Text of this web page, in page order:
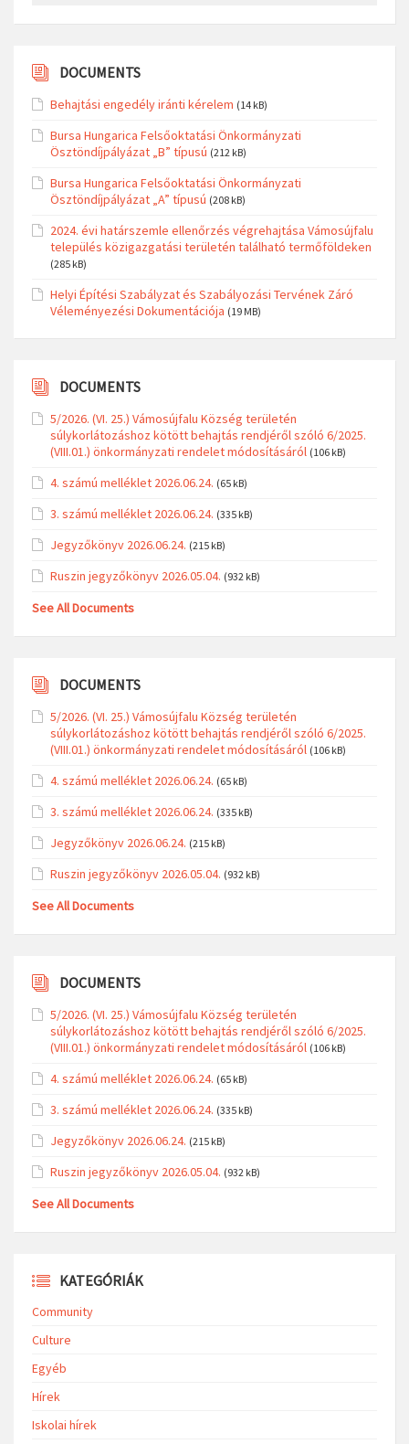
DOCUMENTS
Behajtási engedély iránti kérelem (14 kB)
Bursa Hungarica Felsőoktatási Önkormányzati
Ösztöndíjpályázat „B” típusú (212 kB)
Bursa Hungarica Felsőoktatási Önkormányzati
Ösztöndíjpályázat „A” típusú (208 kB)
2024. évi határszemle ellenőrzés végrehajtása Vámosújfalu
település közigazgatási területén található termőföldeken
(285 kB)
Helyi Építési Szabályzat és Szabályozási Tervének Záró
Véleményezési Dokumentációja (19 MB)
DOCUMENTS
5/2026. (VI. 25.) Vámosújfalu Község területén
súlykorlátozáshoz kötött behajtás rendjéről szóló 6/2025.
(VIII.01.) önkormányzati rendelet módosításáról (106 kB)
4. számú melléklet 2026.06.24. (65 kB)
3. számú melléklet 2026.06.24. (335 kB)
Jegyzőkönyv 2026.06.24. (215 kB)
Ruszin jegyzőkönyv 2026.05.04. (932 kB)
See All Documents
DOCUMENTS
5/2026. (VI. 25.) Vámosújfalu Község területén
súlykorlátozáshoz kötött behajtás rendjéről szóló 6/2025.
(VIII.01.) önkormányzati rendelet módosításáról (106 kB)
4. számú melléklet 2026.06.24. (65 kB)
3. számú melléklet 2026.06.24. (335 kB)
Jegyzőkönyv 2026.06.24. (215 kB)
Ruszin jegyzőkönyv 2026.05.04. (932 kB)
See All Documents
DOCUMENTS
5/2026. (VI. 25.) Vámosújfalu Község területén
súlykorlátozáshoz kötött behajtás rendjéről szóló 6/2025.
(VIII.01.) önkormányzati rendelet módosításáról (106 kB)
4. számú melléklet 2026.06.24. (65 kB)
3. számú melléklet 2026.06.24. (335 kB)
Jegyzőkönyv 2026.06.24. (215 kB)
Ruszin jegyzőkönyv 2026.05.04. (932 kB)
See All Documents
KATEGÓRIÁK
Community
Culture
Egyéb
Hírek
Iskolai hírek